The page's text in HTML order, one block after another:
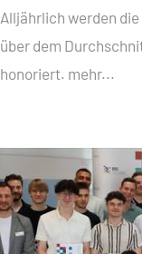
Alljährlich werden
über dem
honoriert. mehr...